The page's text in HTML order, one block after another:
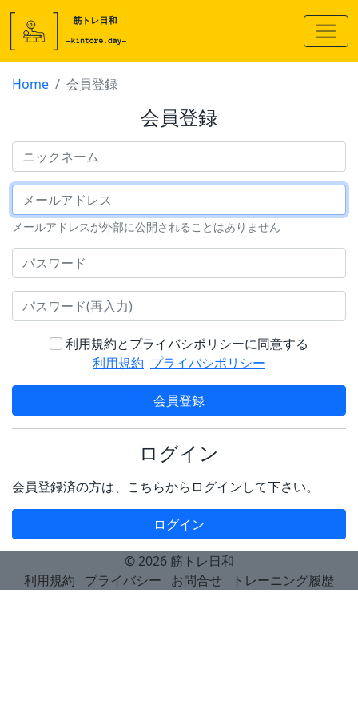
Home 会員登録
会員登録
メールアドレスが外部に公開されることはありません
利用規約とプライバシポリシーに同意する
利用規約 プライバシポリシー
会員登録
ログイン
会員登録済の方は、こちらからログインして下さい。
ログイン
© 2026 筋トレ日和
利用規約
プライバシー お問合せ トレーニング履歴